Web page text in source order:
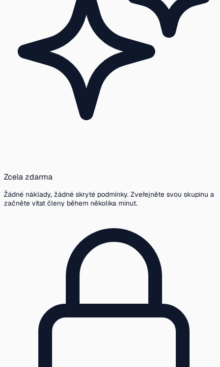
Zcela zdarma
Žádné náklady, žádné skryté podmínky. Zveřejněte svou skupinu a
začněte vítat členy během několika minut.